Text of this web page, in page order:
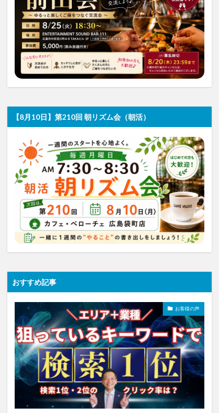
【8月10日】第210回 朝リズム会（朝活）
おすすめ記事
お客様の声